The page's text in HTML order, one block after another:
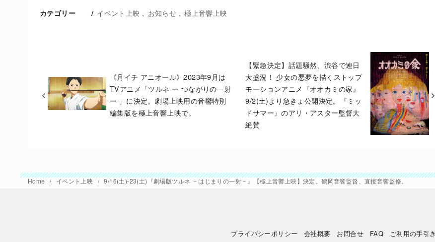
カテゴリー イベント上映 お知らせ 極上音響上映
《月イチ アニオール》2023年9月は
TVアニメ「ツルネ ー つながりの一射
ー 」に決定。劇場上映用の音響特別
編集版を極上音響上映で。
【緊急決定】話題騒然、渋谷で連日
大盛況！ 少女の悪夢を描くストップ
モーションアニメ『オオカミの家』
9/2(土)より急きょ公開決定。『ミッ
ドサマー』のアリ・アスター監督大
絶賛
Home イベント上映 9/16(土)-23(土)『劇場版ツルネ －はじまりの一射－』【極上音響上映】決定。鶴岡音響監督、直接音響監修。
プライバシーポリシー 会社概要 お問合せ FAQ ご利用の手引き